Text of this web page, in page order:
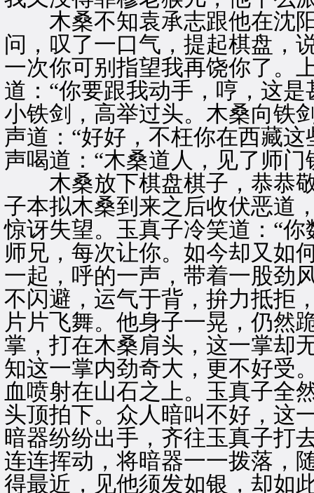
木桑不知袁承志跟他在沈阳
问，叹了一口气，提起棋盘，
一次你可别指望我再饶你了。
道：“你要跟我动手，哼，这
小铁剑，高举过头。木桑向铁
声道：“好好，不枉你在西藏
声喝道：“木桑道人，见了师门
木桑放下棋盘棋子，恭恭敬
子本拟木桑到来之后收伏恶道
惊讶失望。玉真子冷笑道：“
师兄，每次让你。如今却又如
一起，呼的一声，带着一股劲
不闪避，运气于背，拚力抵拒
片片飞舞。他身子一晃，仍然
掌，打在木桑肩头，这一掌却
知这一掌内劲奇大，更不好受
血喷射在山石之上。玉真子全
头顶拍下。众人暗叫不好，这
暗器纷纷出手，齐往玉真子打
连连挥动，将暗器一一拨落，
得最近，见他须发如银，却如